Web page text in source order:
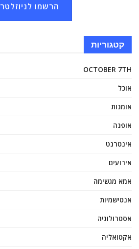
הרשמו לניוזלטר
קטגוריות
OCTOBER 7TH
אוכל
אומנות
אופנה
אינטרנט
אירועים
אמא מגשימה
אנטישמיות
אסטרולוגיה
אקטואליה